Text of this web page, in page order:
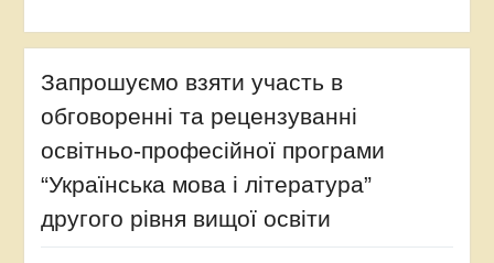
Запрошуємо взяти участь в
обговоренні та рецензуванні
освітньо-професійної програми
“Українська мова і література”
другого рівня вищої освіти